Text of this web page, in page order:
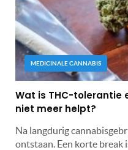
MEDICINALE CANNABIS
Wat is THC-tolerantie
niet meer helpt?
Na langdurig
ontstaan. Een korte break